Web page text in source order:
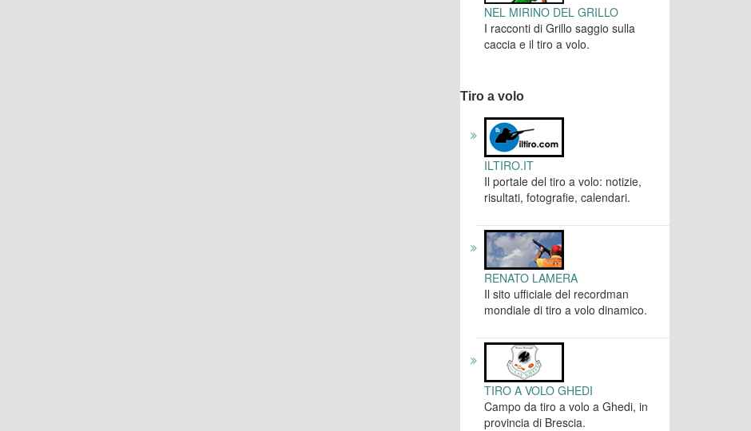
NEL MIRINO DEL GRILLO
I racconti di Grillo saggio sulla
caccia e il tiro a volo.
Tiro a volo
ILTIRO.IT
Il portale del tiro a volo: notizie,
risultati, fotografie, calendari.
RENATO LAMERA
Il sito ufficiale del recordman
mondiale di tiro a volo dinamico.
TIRO A VOLO GHEDI
Campo da tiro a volo a Ghedi, in
provincia di Brescia.